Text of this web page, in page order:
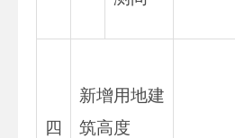
四
新增用地建
筑高度